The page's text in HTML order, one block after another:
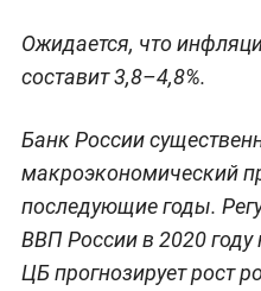
Ожидается, что
составит 3,8–4,8%.
Банк России
макроэкономический
последующие годы.
ВВП России в 2020
ЦБ прогнозирует рост